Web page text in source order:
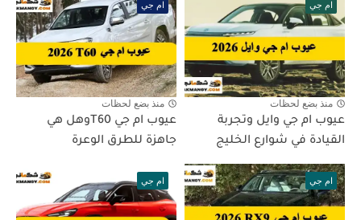
ام جي
منذ بضع لحظات
عيوب ام جي وايل وتجربة
القيادة في شوارع الخليج
ام جي
منذ بضع لحظات
عيوب ام جي T60وهل هي
جاهزة للطرق الوعرة
ام جي ام جي